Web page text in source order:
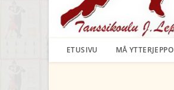
ETUSIVU MÅ YTTERJEPPO